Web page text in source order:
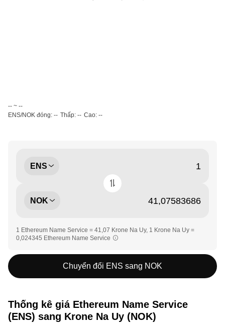
-- ~ --
ENS/NOK đóng: -- Thấp: -- Cao: --
ENS
NOK
1 Ethereum Name Service = 41,07 Krone Na Uy, 1 Krone Na Uy =
0,024345 Ethereum Name Service
Chuyển đổi ENS sang NOK
Thống kê giá Ethereum Name Service
(ENS) sang Krone Na Uy (NOK)